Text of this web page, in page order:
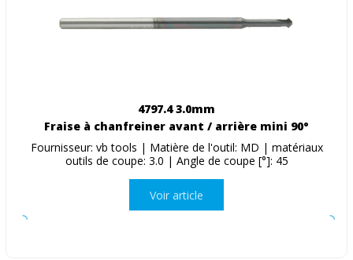
4797.4 3.0mm
Fraise à chanfreiner avant / arrière mini 90°
Fournisseur: vb tools | Matière de l'outil: MD | matériaux
outils de coupe: 3.0 | Angle de coupe [°]: 45
Voir article